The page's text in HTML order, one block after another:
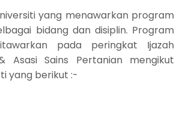
yang menawarkan program
bidang dan disiplin. Program
pada peringkat Ijazah
Asasi Sains Pertanian mengikut
yang berikut :-